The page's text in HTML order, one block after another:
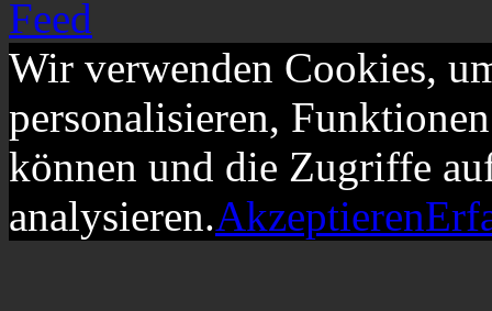
Wir verwenden Cookies,
personalisieren,
können und die Zugriffe
analysieren.Akzeptieren